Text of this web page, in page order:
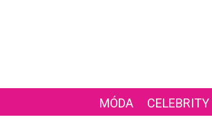
MÓDA CELEBRITY